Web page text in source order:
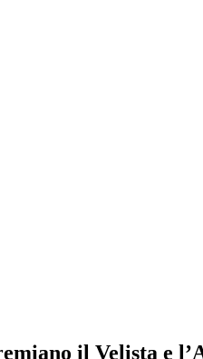
il Velista e